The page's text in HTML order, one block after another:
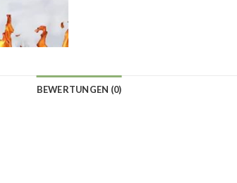
BEWERTUNGEN (0)